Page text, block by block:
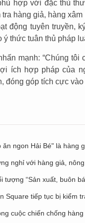
hợp với đặc thù
hàng giả, hàng
động tuyên truyền,
ý thức tuân thủ pháp
mạnh: “Chúng tôi
ích hợp pháp của
đóng góp tích cực vào
ăn ngon Hải Bé" là hàng
nghỉ với hàng giả,
tượng “Sản xuất, buôn
Square tiếp tục bị kiểm
cuộc chiến chống